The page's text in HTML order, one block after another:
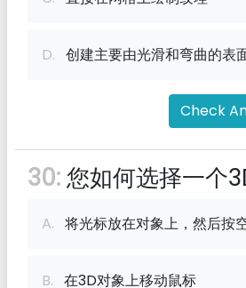
D. 创建主要由光滑和弯曲的表
Check
30:您如何选择一个
A. 将光标放在对象上，然后按
B. 在3D对象上移动鼠标